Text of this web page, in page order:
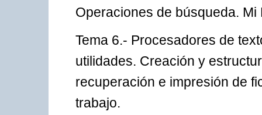
Operaciones de búsqueda.
Tema 6.- Procesadores de
utilidades. Creación y
recuperación e impresión de
trabajo.